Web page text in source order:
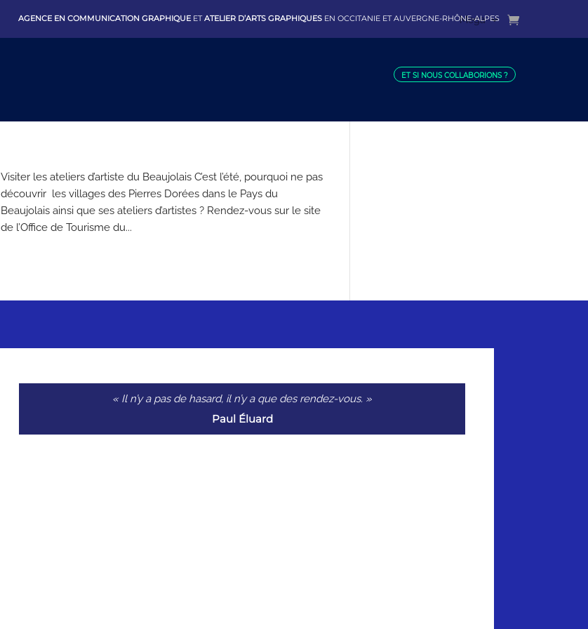
AGENCE EN COMMUNICATION GRAPHIQUEETATELIER D’ARTS GRAPHIQUESEN OCCITANIE ET AUVERGNE-RHÔNE-ALPES
Mega
ET SI NOUS COLLABORIONS ?
Visiter les ateliers d’artiste du Beaujolais C’est l’été, pourquoi ne pas
découvrir les villages des Pierres Dorées dans le Pays du
Beaujolais ainsi que ses ateliers d’artistes ? Rendez-vous sur le site
de l’Office de Tourisme du...
« Il n’y a pas de hasard, il n’y a que des rendez-vous. »
Paul Éluard